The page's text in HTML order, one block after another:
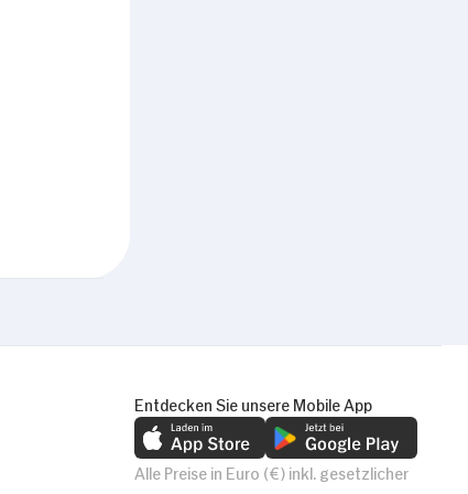
Entdecken Sie unsere Mobile App
Alle Preise in Euro (€) inkl. gesetzlicher